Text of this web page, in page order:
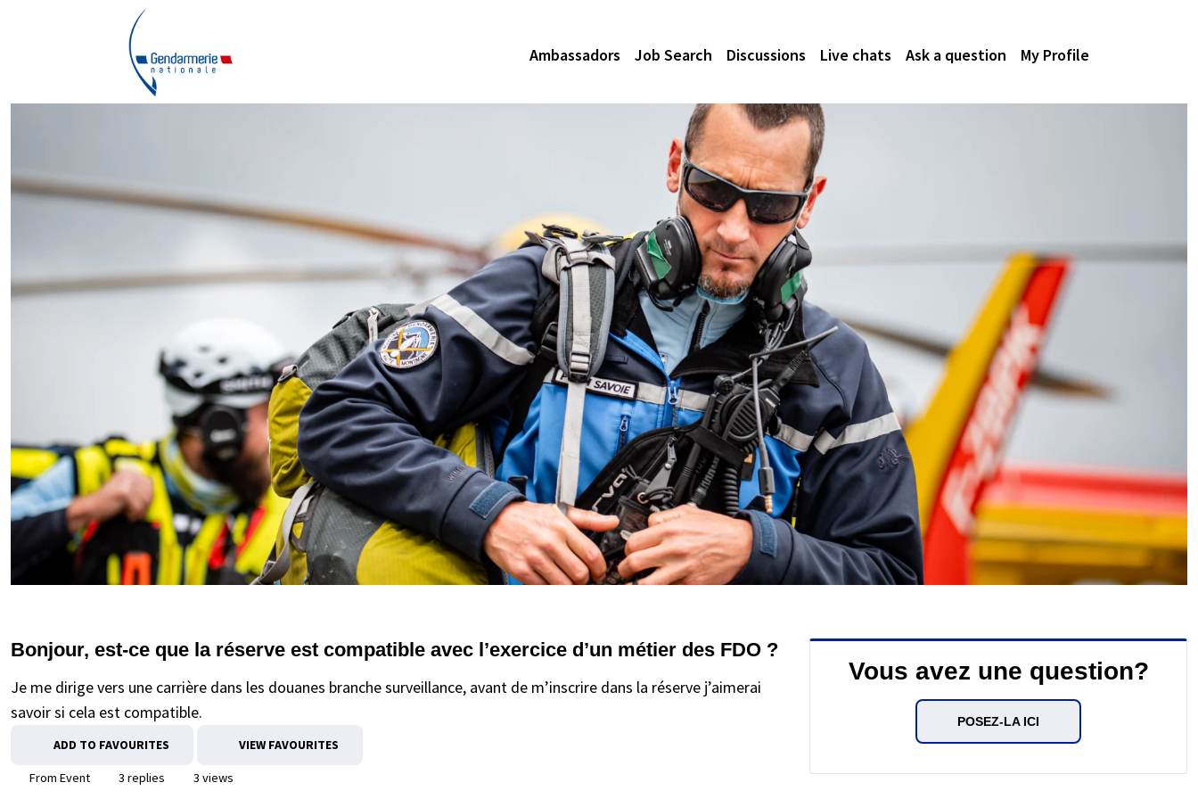
Ambassadors Job Search Discussions Live chats Ask a question My Profile
Bonjour, est-ce que la réserve est compatible avec l’exercice d’un métier des FDO ?
Je me dirige vers une carrière dans les douanes branche surveillance, avant de m’inscrire dans la réserve j’aimerai
savoir si cela est compatible.
ADD TO FAVOURITES VIEW FAVOURITES
From Event 3 replies
3 views
Vous avez une question?
POSEZ-LA ICI